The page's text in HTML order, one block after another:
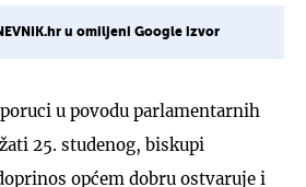
u omiljeni Google izvor
u povodu parlamentarnih
25. studenog, biskupi
općem dobru ostvaruje i